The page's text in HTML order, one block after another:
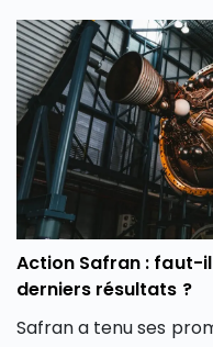
même de notre façon
nouveaux outils et de
article, découvrez
peut transformer
vous aider à mieux
marchés.
Action Safran : faut-
derniers résultats ?
Safran a tenu ses